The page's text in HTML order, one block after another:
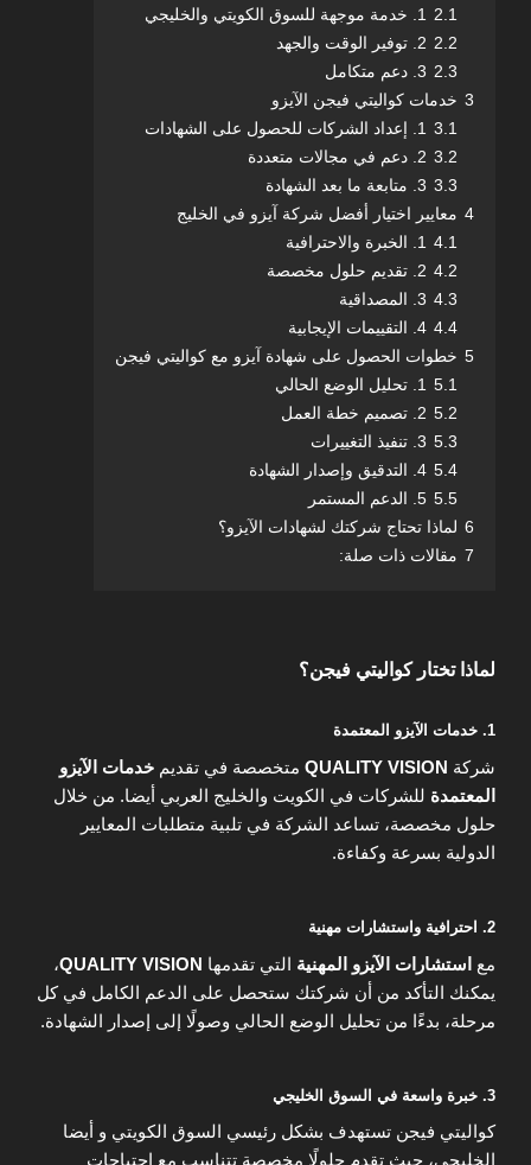
2.1
1. خدمة موجهة للسوق الكويتي والخليجي
2.2 2. توفير الوقت والجهد
2.3 3. دعم متكامل
3 خدمات كواليتي فيجن الآيزو
3.1 1. إعداد الشركات للحصول على الشهادات
3.2 2. دعم في مجالات متعددة
3.3 3. متابعة ما بعد الشهادة
4 معايير اختيار أفضل شركة آيزو في الخليج
4.1 1. الخبرة والاحترافية
4.2 2. تقديم حلول مخصصة
4.3 3. المصداقية
4.4 4. التقييمات الإيجابية
5 خطوات الحصول على شهادة آيزو مع كواليتي فيجن
5.1 1. تحليل الوضع الحالي
5.2 2. تصميم خطة العمل
5.3 3. تنفيذ التغييرات
5.4 4. التدقيق وإصدار الشهادة
5.5 5. الدعم المستمر
6 لماذا تحتاج شركتك لشهادات الآيزو؟
7 مقالات ذات صلة:
لماذا تختار كواليتي فيجن؟
1. خدمات الآيزو المعتمدة
شركة QUALITY VISION متخصصة في تقديم خدمات الآيزو
المعتمدة للشركات في الكويت والخليج العربي أيضا. من خلال
حلول مخصصة، تساعد الشركة في تلبية متطلبات المعايير
الدولية بسرعة وكفاءة.
2. احترافية واستشارات مهنية
مع استشارات الآيزو المهنية التي تقدمها QUALITY VISION،
يمكنك التأكد من أن شركتك ستحصل على الدعم الكامل في كل
مرحلة، بدءًا من تحليل الوضع الحالي وصولًا إلى إصدار الشهادة.
3. خبرة واسعة في السوق الخليجي
كواليتي فيجن تستهدف بشكل رئيسي السوق الكويتي و أيضا
الخليجي، حيث تقدم حلولًا مخصصة تتناسب مع احتياجات